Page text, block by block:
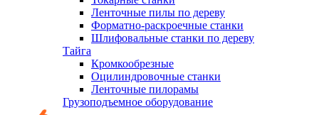
Ленточные пилы по дереву
Форматно-раскроечные станки
Шлифовальные станки по дереву
Тайга
Кромкообрезные
Оцилиндровочные станки
Ленточные пилорамы
Грузоподъемное оборудование